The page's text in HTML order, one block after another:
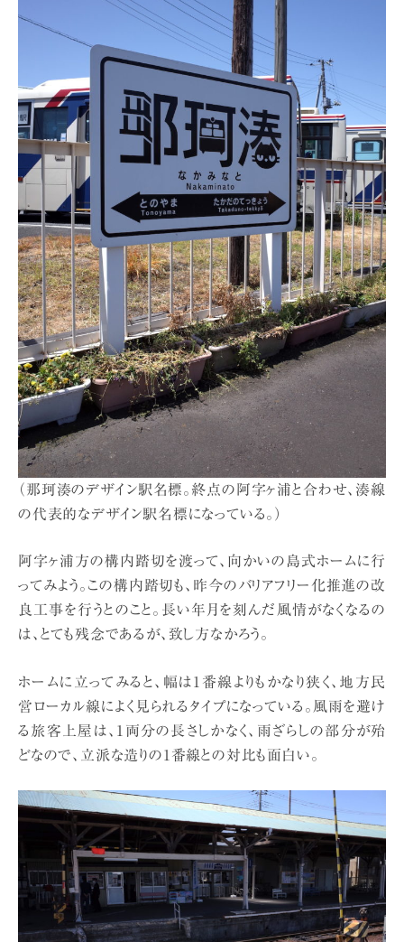
（那珂湊のデザイン駅名標。終点の阿字ヶ浦と合わせ、湊線
の代表的なデザイン駅名標になっている。）
阿字ヶ浦方の構内踏切を渡って、向かいの島式ホームに行
ってみよう。この構内踏切も、昨今のバリアフリー化推進の改
良工事を行うとのこと。長い年月を刻んだ風情がなくなるの
は、とても残念であるが、致し方なかろう。
ホームに立ってみると、幅は1番線よりもかなり狭く、地方民
営ローカル線によく見られるタイプになっている。風雨を避け
る旅客上屋は、1両分の長さしかなく、雨ざらしの部分が殆
どなので、立派な造りの1番線との対比も面白い。